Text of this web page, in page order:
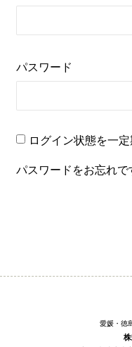
パスワード
ログイン状態を一
パスワードをお忘れ
愛媛・徳